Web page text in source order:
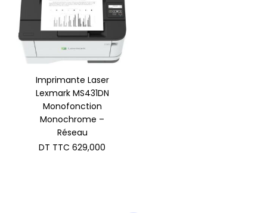
Imprimante Laser
Lexmark MS431DN
Monofonction
Monochrome –
Réseau
DT TTC 629,000